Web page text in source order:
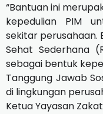
“Bantuan ini
kepedulian PIM
sekitar perusahaan.
Sehat Sederhana
sebagai bentuk
Tanggung Jawab
di lingkungan
Ketua Yayasan